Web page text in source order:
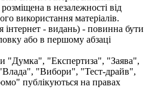
в незалежності від
використання матеріалів.
інтернет - видань) - повинна бути
або в першому абзаці
"Думка", "Експертиза", "Заява",
"Вибори", "Тест-драйв",
публікуються на правах